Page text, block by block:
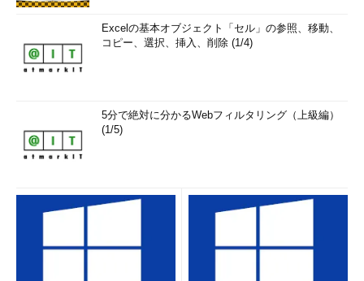
Excelの基本オブジェクト「セル」の参照、移動、
コピー、選択、挿入、削除 (1/4)
5分で絶対に分かるWebフィルタリング（上級編）
(1/5)